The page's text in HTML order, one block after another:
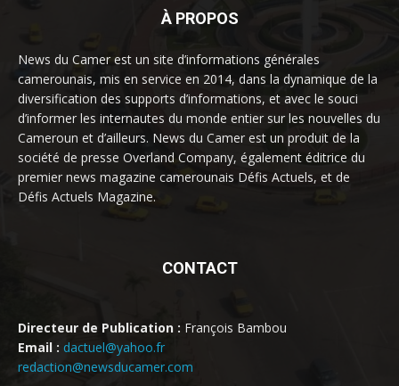
À PROPOS
News du Camer est un site d’informations générales
camerounais, mis en service en 2014, dans la dynamique de la
diversification des supports d’informations, et avec le souci
d’informer les internautes du monde entier sur les nouvelles du
Cameroun et d’ailleurs. News du Camer est un produit de la
société de presse Overland Company, également éditrice du
premier news magazine camerounais Défis Actuels, et de
Défis Actuels Magazine.
CONTACT
Directeur de Publication : François Bambou
Email : dactuel@yahoo.fr
redaction@newsducamer.com